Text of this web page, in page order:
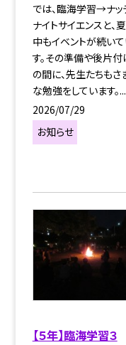
では、臨海学習→ナ
ナイトサイエンスと、
中もイベントが続い
す。その準備や後片
の間に、先生たちもさ
な勉強をしています。...
2026/07/29
お知らせ
【５年】臨海学習３